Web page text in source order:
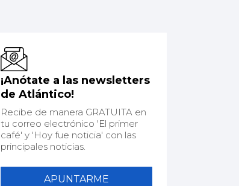
¡Anótate a las newsletters
de Atlántico!
Recibe de manera GRATUITA en
tu correo electrónico 'El primer
café' y 'Hoy fue noticia' con las
principales noticias.
APUNTARME